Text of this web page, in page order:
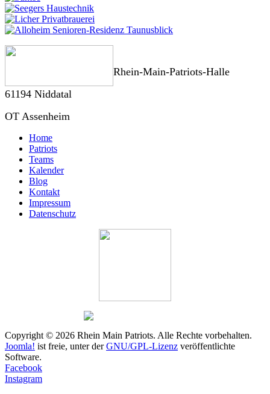
Rhein-Main-Patriots-Halle
61194 Niddatal
OT Assenheim
Home
Patriots
Teams
Kalender
Blog
Kontakt
Impressum
Datenschutz
Copyright © 2026 Rhein Main Patriots. Alle Rechte vorbehalten.
Joomla! ist freie, unter derGNU/GPL-Lizenz veröffentlichte
Software.
Facebook
Instagram